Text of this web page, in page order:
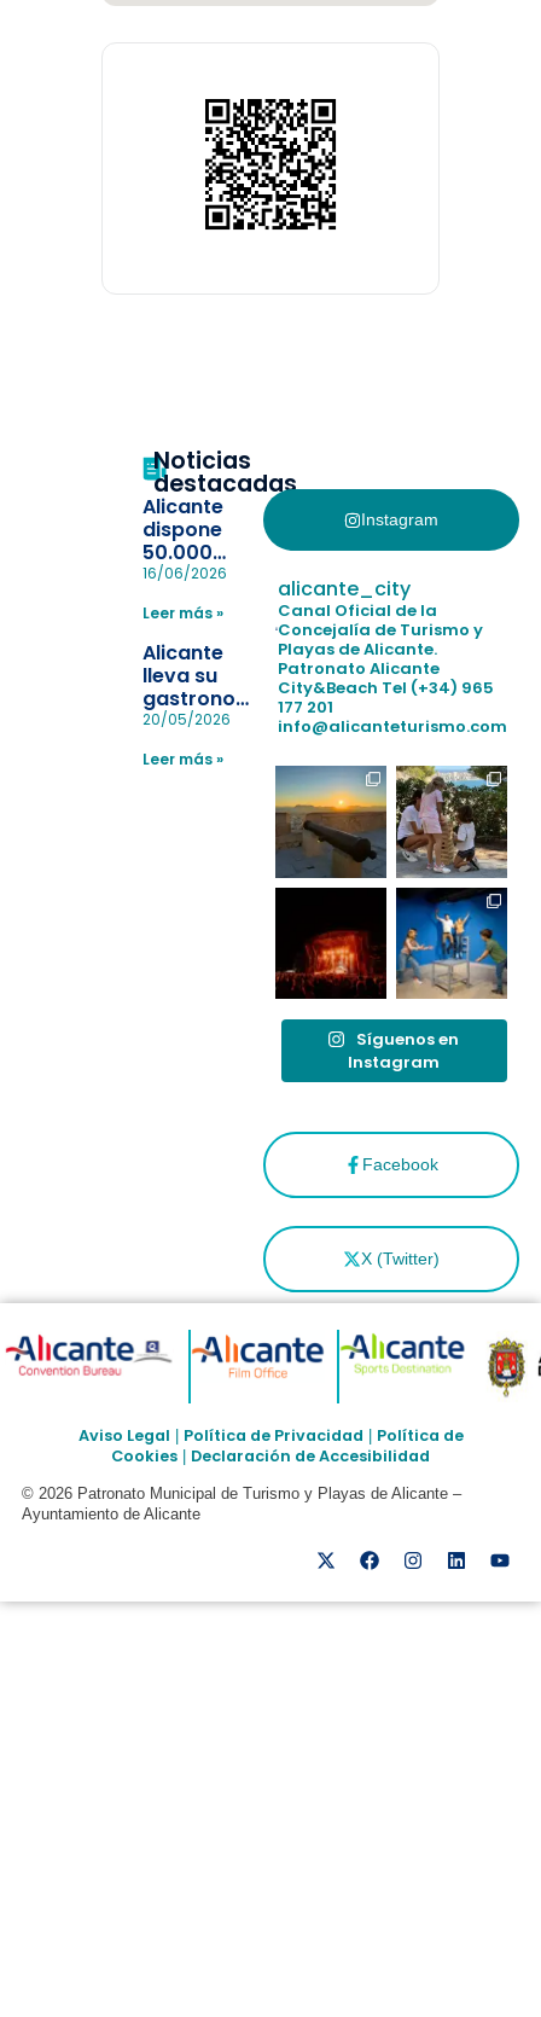
Noticias
destacadas
Alicante
dispone
50.000
pulseras
la
pérdida de niños
en las
playas y
realiza con
éxito un
simulacro de socorrismo
16/06/2026
Leer más »
Alicante
lleva su
gastronomía
a Madrid
reforzar el
20/05/2026
Leer más »
Instagram
Facebook
X (Twitter)
alicante_city
Canal Oficial de la
Concejalía de Turismo y
Playas de Alicante.
Patronato Alicante
City&Beach Tel (+34) 965
177 201
info@alicanteturismo.com
Síguenos en
Instagram
Aviso Legal | Política de Privacidad | Política de
Cookies | Declaración de Accesibilidad
© 2026 Patronato Municipal de Turismo y Playas de Alicante –
Ayuntamiento de Alicante